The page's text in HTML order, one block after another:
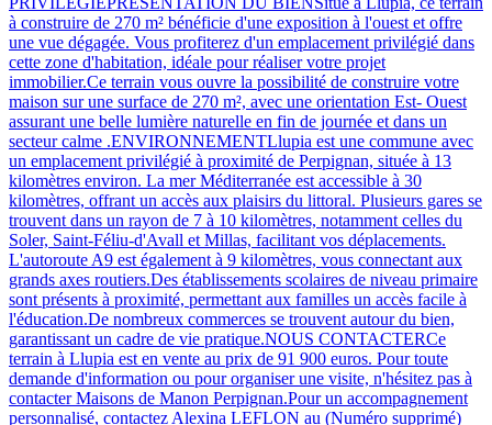
à construire de 270 m² bénéficie d'une exposition à l'ouest et offre
une vue dégagée. Vous profiterez d'un emplacement privilégié dans
cette zone d'habitation, idéale pour réaliser votre projet
immobilier.Ce terrain vous ouvre la possibilité de construire votre
maison sur une surface de 270 m², avec une orientation Est- Ouest
assurant une belle lumière naturelle en fin de journée et dans un
secteur calme .ENVIRONNEMENTLlupia est une commune avec
un emplacement privilégié à proximité de Perpignan, située à 13
kilomètres environ. La mer Méditerranée est accessible à 30
kilomètres, offrant un accès aux plaisirs du littoral. Plusieurs gares se
trouvent dans un rayon de 7 à 10 kilomètres, notamment celles du
Soler, Saint-Féliu-d'Avall et Millas, facilitant vos déplacements.
L'autoroute A9 est également à 9 kilomètres, vous connectant aux
grands axes routiers.Des établissements scolaires de niveau primaire
sont présents à proximité, permettant aux familles un accès facile à
l'éducation.De nombreux commerces se trouvent autour du bien,
garantissant un cadre de vie pratique.NOUS CONTACTERCe
terrain à Llupia est en vente au prix de 91 900 euros. Pour toute
demande d'information ou pour organiser une visite, n'hésitez pas à
contacter Maisons de Manon Perpignan.Pour un accompagnement
personnalisé, contactez Alexina LEFLON au (Numéro supprimé)